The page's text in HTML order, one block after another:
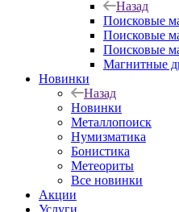
Назад
Поисковые
Поисковые
Поисковые
Магнитные
Новинки
Назад
Новинки
Металлопоиск
Нумизматика
Бонистика
Метеориты
Все новинки
Акции
Услуги